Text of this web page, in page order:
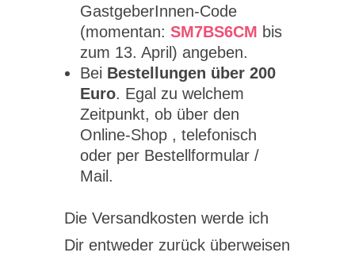
GastgeberInnen-Code
(momentan: SM7BS6CM bis
zum 13. April) angeben.
Bei Bestellungen über 200
Euro. Egal zu welchem
Zeitpunkt, ob über den
Online-Shop , telefonisch
oder per Bestellformular /
Mail.
Die Versandkosten werde ich
Dir entweder zurück überweisen